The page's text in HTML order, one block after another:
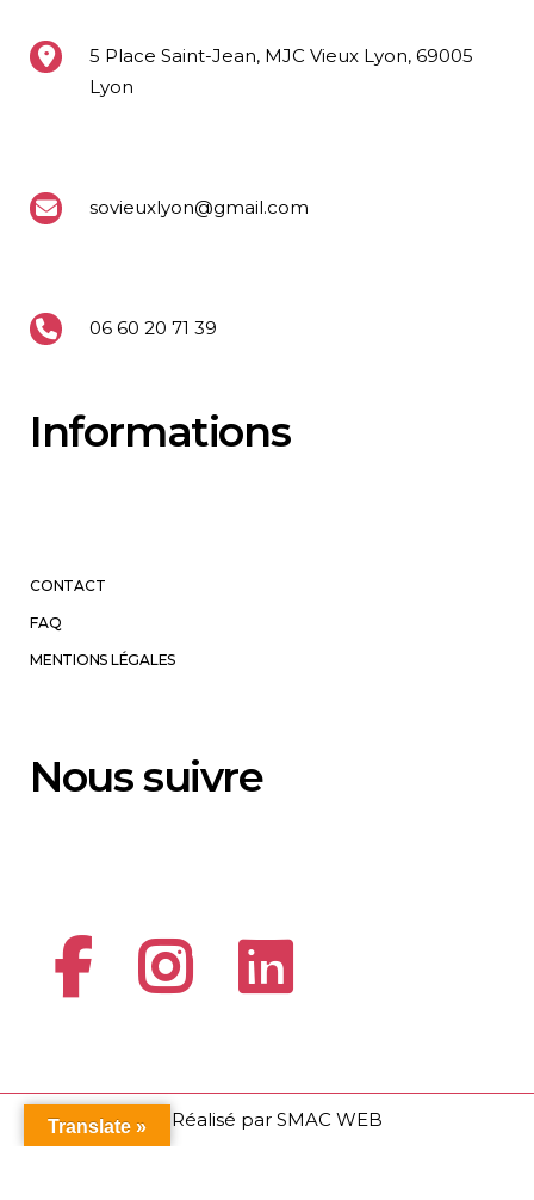
5 Place Saint-Jean, MJC Vieux Lyon, 69005
Lyon
sovieuxlyon@gmail.com
06 60 20 71 39
Informations
CONTACT
FAQ
MENTIONS LÉGALES
Nous suivre
© Réalisé par SMAC WEB
Translate »